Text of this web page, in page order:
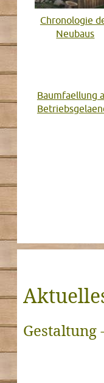
Chronologie
Neubaus
Baumfaellung
Gestaltung